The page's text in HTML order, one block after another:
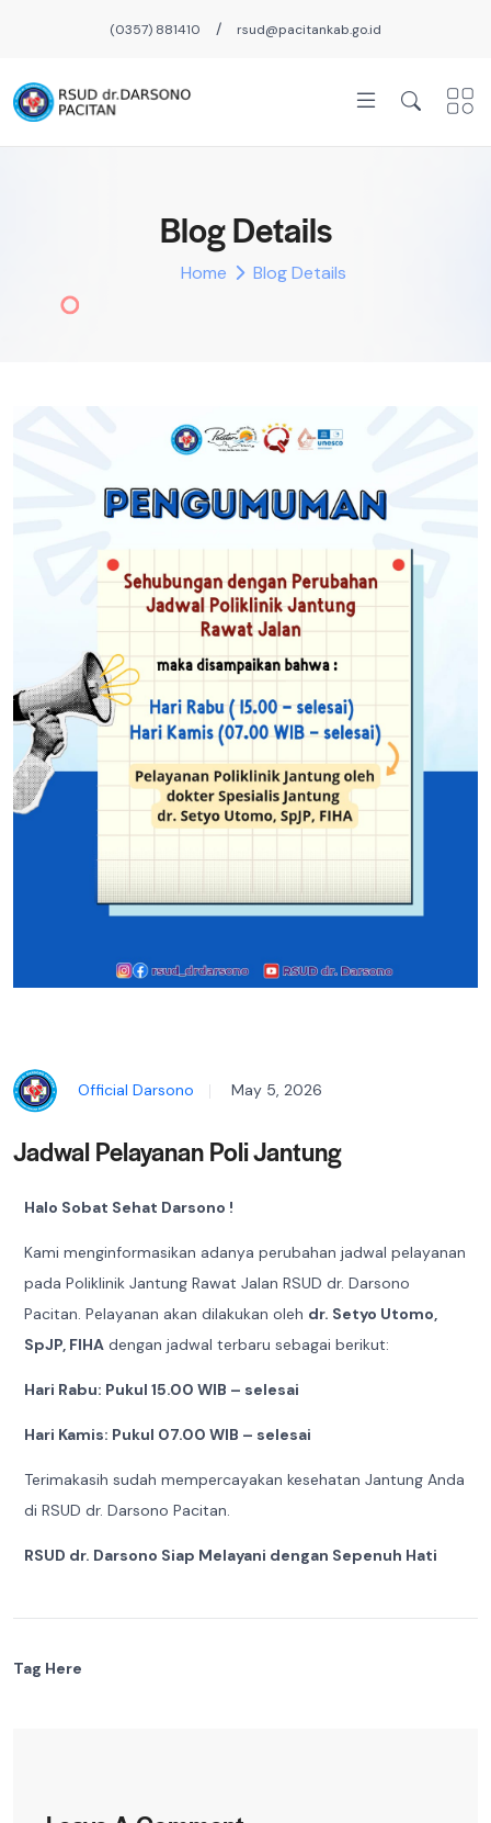
(0357) 881410 / rsud@pacitankab.go.id
Blog Details
Home Blog Details
Official Darsono May 5, 2026
Jadwal Pelayanan Poli Jantung
Halo Sobat Sehat Darsono !
Kami menginformasikan adanya perubahan jadwal pelayanan
pada Poliklinik Jantung Rawat Jalan RSUD dr. Darsono
Pacitan. Pelayanan akan dilakukan oleh dr. Setyo Utomo,
SpJP, FIHA dengan jadwal terbaru sebagai berikut:
Hari Rabu: Pukul 15.00 WIB – selesai
Hari Kamis: Pukul 07.00 WIB – selesai
Terimakasih sudah mempercayakan kesehatan Jantung Anda
di RSUD dr. Darsono Pacitan.
RSUD dr. Darsono Siap Melayani dengan Sepenuh Hati
Tag Here